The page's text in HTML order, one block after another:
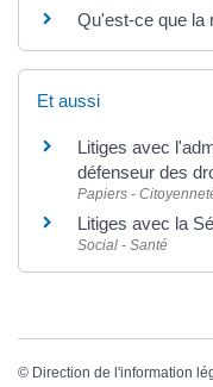
Qu'est-ce que la
Et aussi
Litiges avec
défenseur des
Papiers -
Litiges avec la
Social - Santé
© Direction de l'information